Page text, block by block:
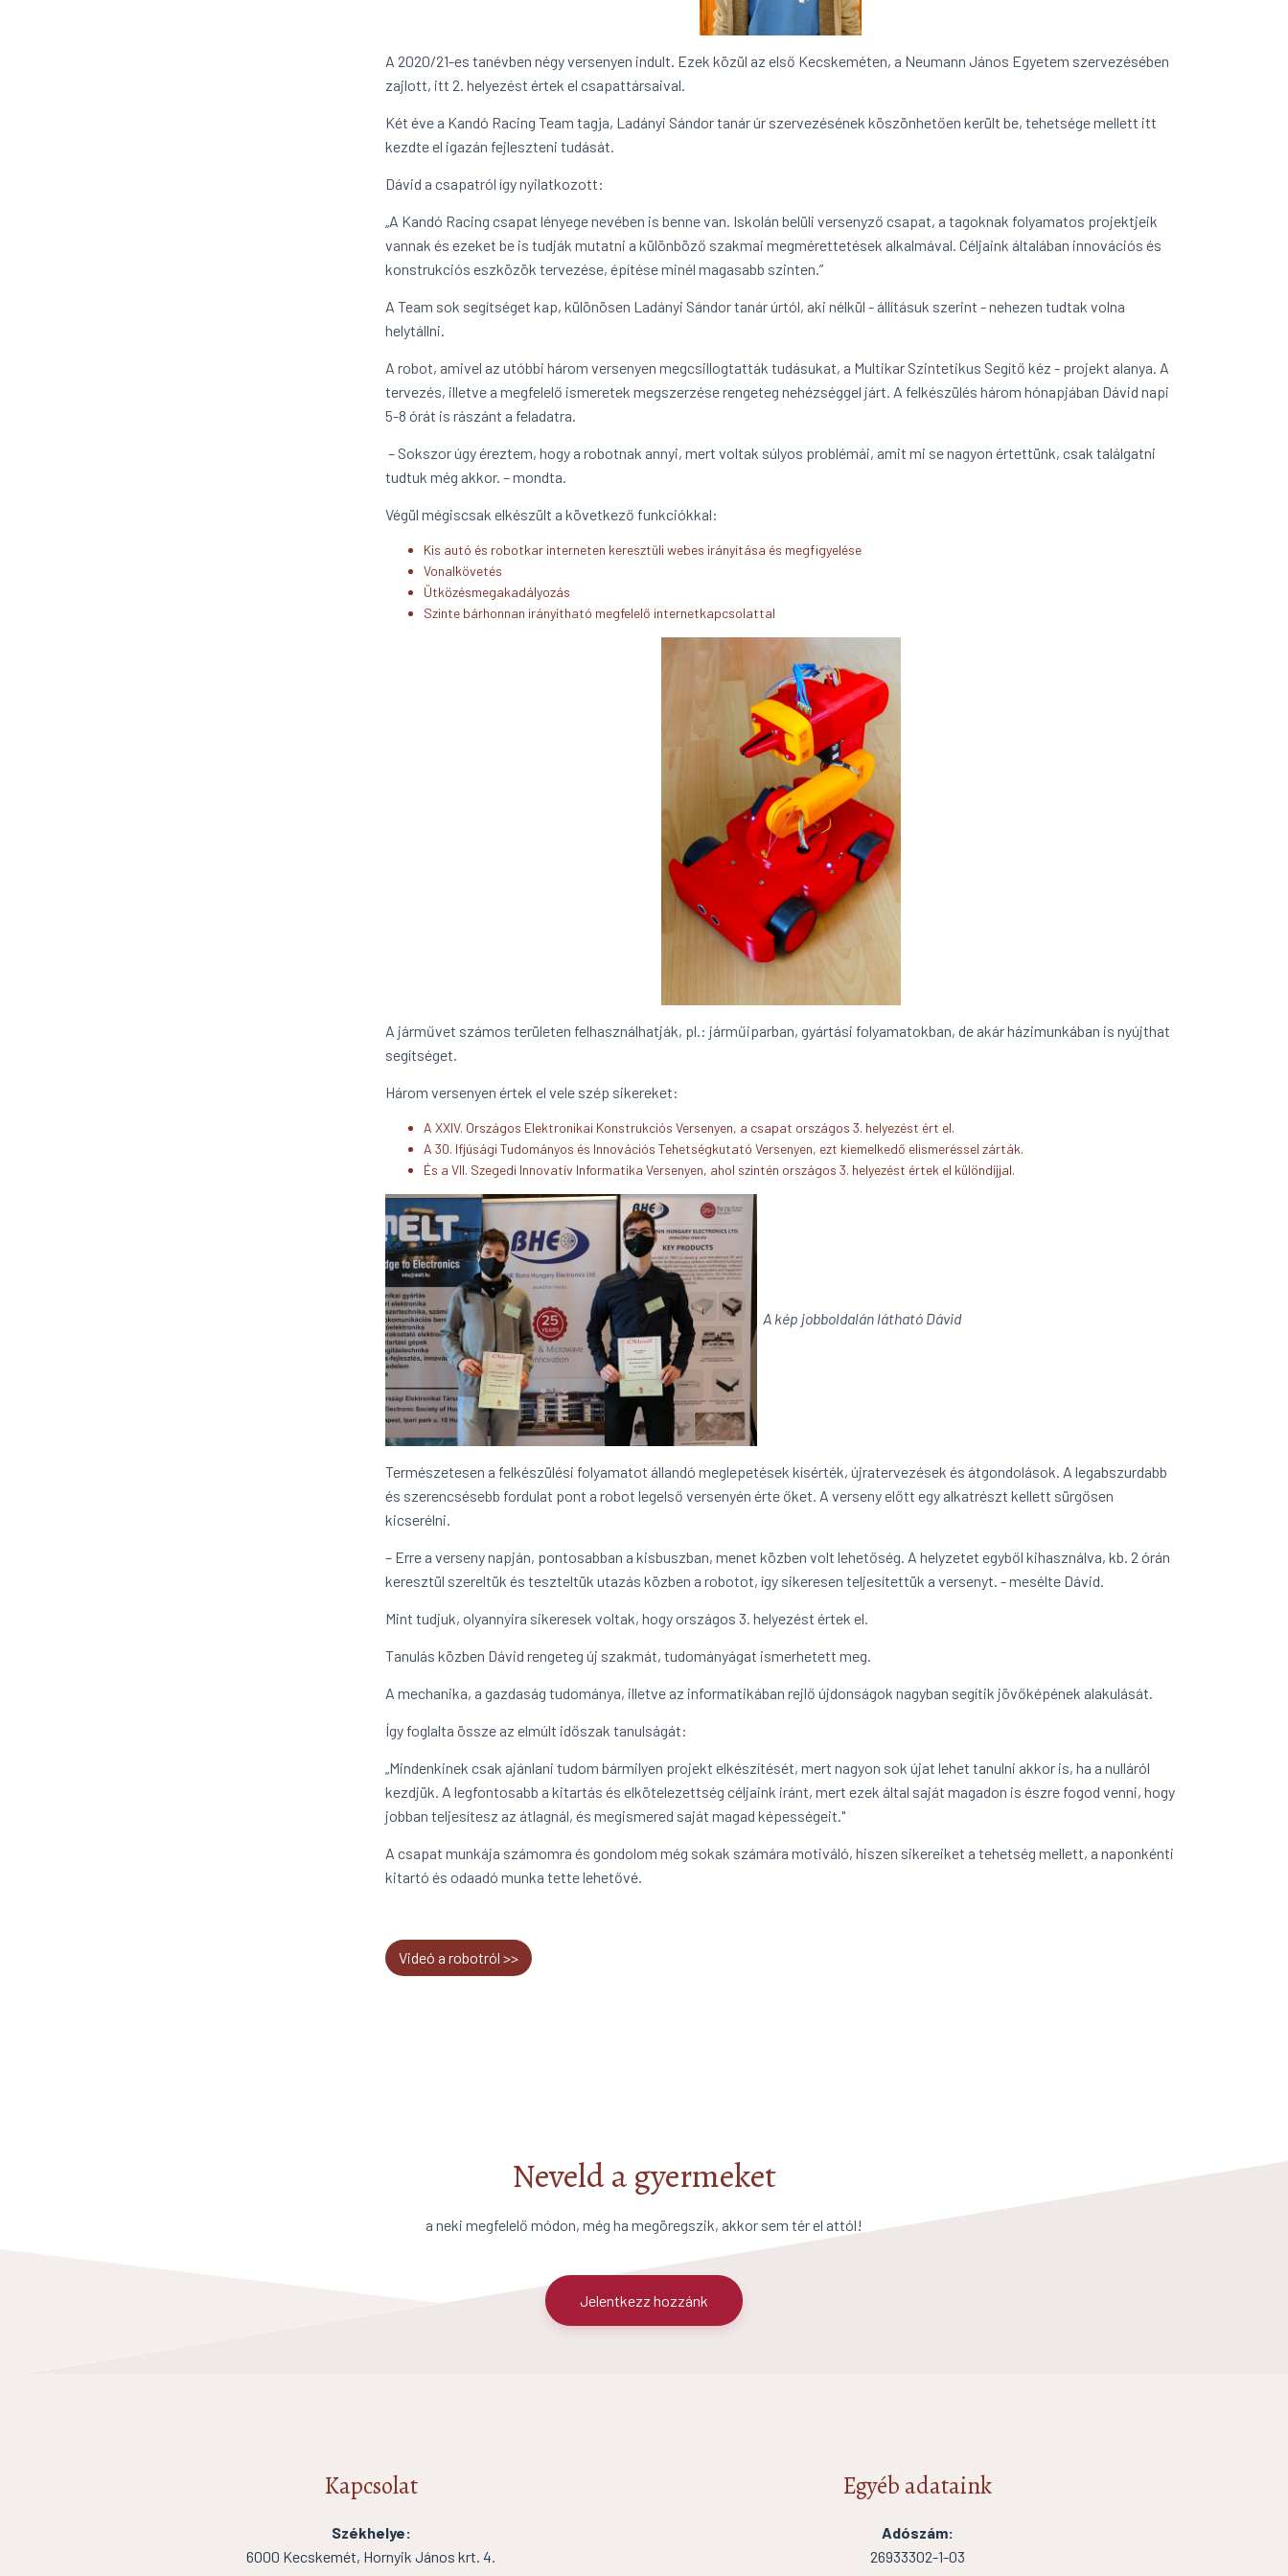
A 2020/21-es tanévben négy versenyen indult. Ezek közül az első Kecskeméten, a Neumann János Egyetem szervezésében
zajlott, itt 2. helyezést értek el csapattársaival.
Két éve a Kandó Racing Team tagja, Ladányi Sándor tanár úr szervezésének köszönhetően került be, tehetsége mellett itt
kezdte el igazán fejleszteni tudását.
Dávid a csapatról így nyilatkozott:
„A Kandó Racing csapat lényege nevében is benne van. Iskolán belüli versenyző csapat, a tagoknak folyamatos projektjeik
vannak és ezeket be is tudják mutatni a különböző szakmai megmérettetések alkalmával. Céljaink általában innovációs és
konstrukciós eszközök tervezése, építése minél magasabb szinten.”
A Team sok segítséget kap, különösen Ladányi Sándor tanár úrtól, aki nélkül - állításuk szerint - nehezen tudtak volna
helytállni.
A robot, amivel az utóbbi három versenyen megcsillogtatták tudásukat, a Multikar Szintetikus Segítő kéz - projekt alanya. A
tervezés, illetve a megfelelő ismeretek megszerzése rengeteg nehézséggel járt. A felkészülés három hónapjában Dávid napi
5-8 órát is rászánt a feladatra.
– Sokszor úgy éreztem, hogy a robotnak annyi, mert voltak súlyos problémái, amit mi se nagyon értettünk, csak találgatni
tudtuk még akkor. – mondta.
Végül mégiscsak elkészült a következő funkciókkal:
Kis autó és robotkar interneten keresztüli webes irányítása és megfigyelése
Vonalkövetés
Ütközésmegakadályozás
Szinte bárhonnan irányítható megfelelő internetkapcsolattal
A járművet számos területen felhasználhatják, pl.: járműiparban, gyártási folyamatokban, de akár házimunkában is nyújthat
segítséget.
Három versenyen értek el vele szép sikereket:
A XXIV. Országos Elektronikai Konstrukciós Versenyen, a csapat országos 3. helyezést ért el.
A 30. Ifjúsági Tudományos és Innovációs Tehetségkutató Versenyen, ezt kiemelkedő elismeréssel zárták.
És a VII. Szegedi Innovatív Informatika Versenyen, ahol szintén országos 3. helyezést értek el különdíjjal.
A kép jobboldalán látható Dávid
Természetesen a felkészülési folyamatot állandó meglepetések kísérték, újratervezések és átgondolások. A legabszurdabb
és szerencsésebb fordulat pont a robot legelső versenyén érte őket. A verseny előtt egy alkatrészt kellett sürgősen
kicserélni.
– Erre a verseny napján, pontosabban a kisbuszban, menet közben volt lehetőség. A helyzetet egyből kihasználva, kb. 2 órán
keresztül szereltük és teszteltük utazás közben a robotot, így sikeresen teljesítettük a versenyt. - mesélte Dávid.
Mint tudjuk, olyannyira sikeresek voltak, hogy országos 3. helyezést értek el.
Tanulás közben Dávid rengeteg új szakmát, tudományágat ismerhetett meg.
A mechanika, a gazdaság tudománya, illetve az informatikában rejlő újdonságok nagyban segítik jövőképének alakulását.
Így foglalta össze az elmúlt időszak tanulságát:
„Mindenkinek csak ajánlani tudom bármilyen projekt elkészítését, mert nagyon sok újat lehet tanulni akkor is, ha a nulláról
kezdjük. A legfontosabb a kitartás és elkötelezettség céljaink iránt, mert ezek által saját magadon is észre fogod venni, hogy
jobban teljesítesz az átlagnál, és megismered saját magad képességeit."
A csapat munkája számomra és gondolom még sokak számára motiváló, hiszen sikereiket a tehetség mellett, a naponkénti
kitartó és odaadó munka tette lehetővé.
Videó a robotról >>
Neveld a gyermeket
a neki megfelelő módon, még ha megöregszik, akkor sem tér el attól!
Jelentkezz hozzánk
Kapcsolat
Székhelye:
6000 Kecskemét, Hornyik János krt. 4.
Egyéb adataink
Adószám:
26933302-1-03